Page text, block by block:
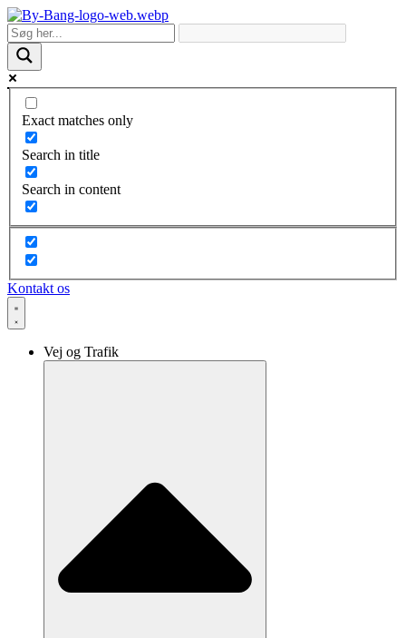
Skip
to
content
Exact matches only
Search in title
Search in content
Kontakt os
Vej og Trafik